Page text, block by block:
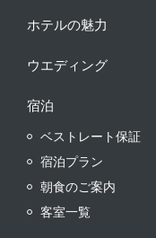
ホテルの魅力
ウエディング
宿泊
ベストレート保証
宿泊プラン
朝食のご案内
客室一覧